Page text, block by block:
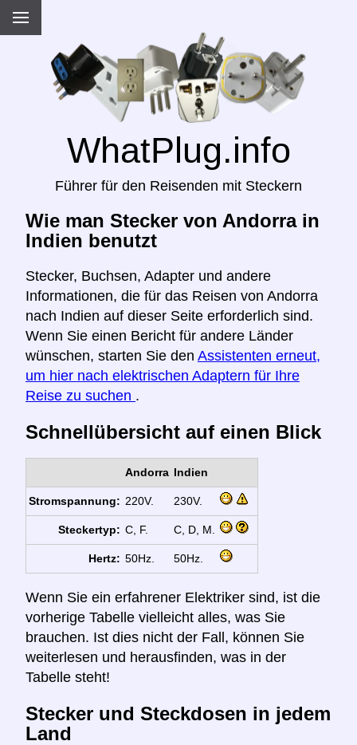
WhatPlug.info
Führer für den Reisenden mit Steckern
Wie man Stecker von Andorra in
Indien benutzt
Stecker, Buchsen, Adapter und andere
Informationen, die für das Reisen von Andorra
nach Indien auf dieser Seite erforderlich sind.
Wenn Sie einen Bericht für andere Länder
wünschen, starten Sie den Assistenten erneut,
um hier nach elektrischen Adaptern für Ihre
Reise zu suchen .
Schnellübersicht auf einen Blick
Andorra Indien
Stromspannung: 220V. 230V.
Steckertyp: C, F. C, D, M.
Hertz: 50Hz. 50Hz.
Wenn Sie ein erfahrener Elektriker sind, ist die
vorherige Tabelle vielleicht alles, was Sie
brauchen. Ist dies nicht der Fall, können Sie
weiterlesen und herausfinden, was in der
Tabelle steht!
Stecker und Steckdosen in jedem
Land